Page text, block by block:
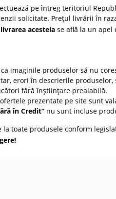
pe întreg teritoriul
solicitate. Prețul livrării în
acesteia se află la un
imaginile produselor să nu
erori în descrierile
fără înștiințare prealabilă.
prezentate pe site sunt
în Credit” nu sunt incluse
la toate produsele conform